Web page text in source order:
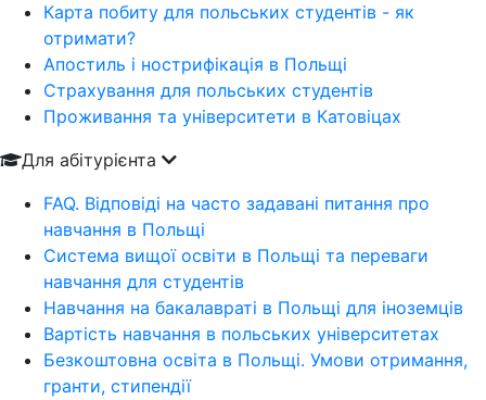
Карта побиту для польських студентів - як
отримати?
Апостиль і нострифікація в Польщі
Страхування для польських студентів
Проживання та університети в Катовіцах
Для абітурієнта
FAQ. Відповіді на часто задавані питання про
навчання в Польщі
Система вищої освіти в Польщі та переваги
навчання для студентів
Навчання на бакалавраті в Польщі для іноземців
Вартість навчання в польських університетах
Безкоштовна освіта в Польщі. Умови отримання,
гранти, стипендії